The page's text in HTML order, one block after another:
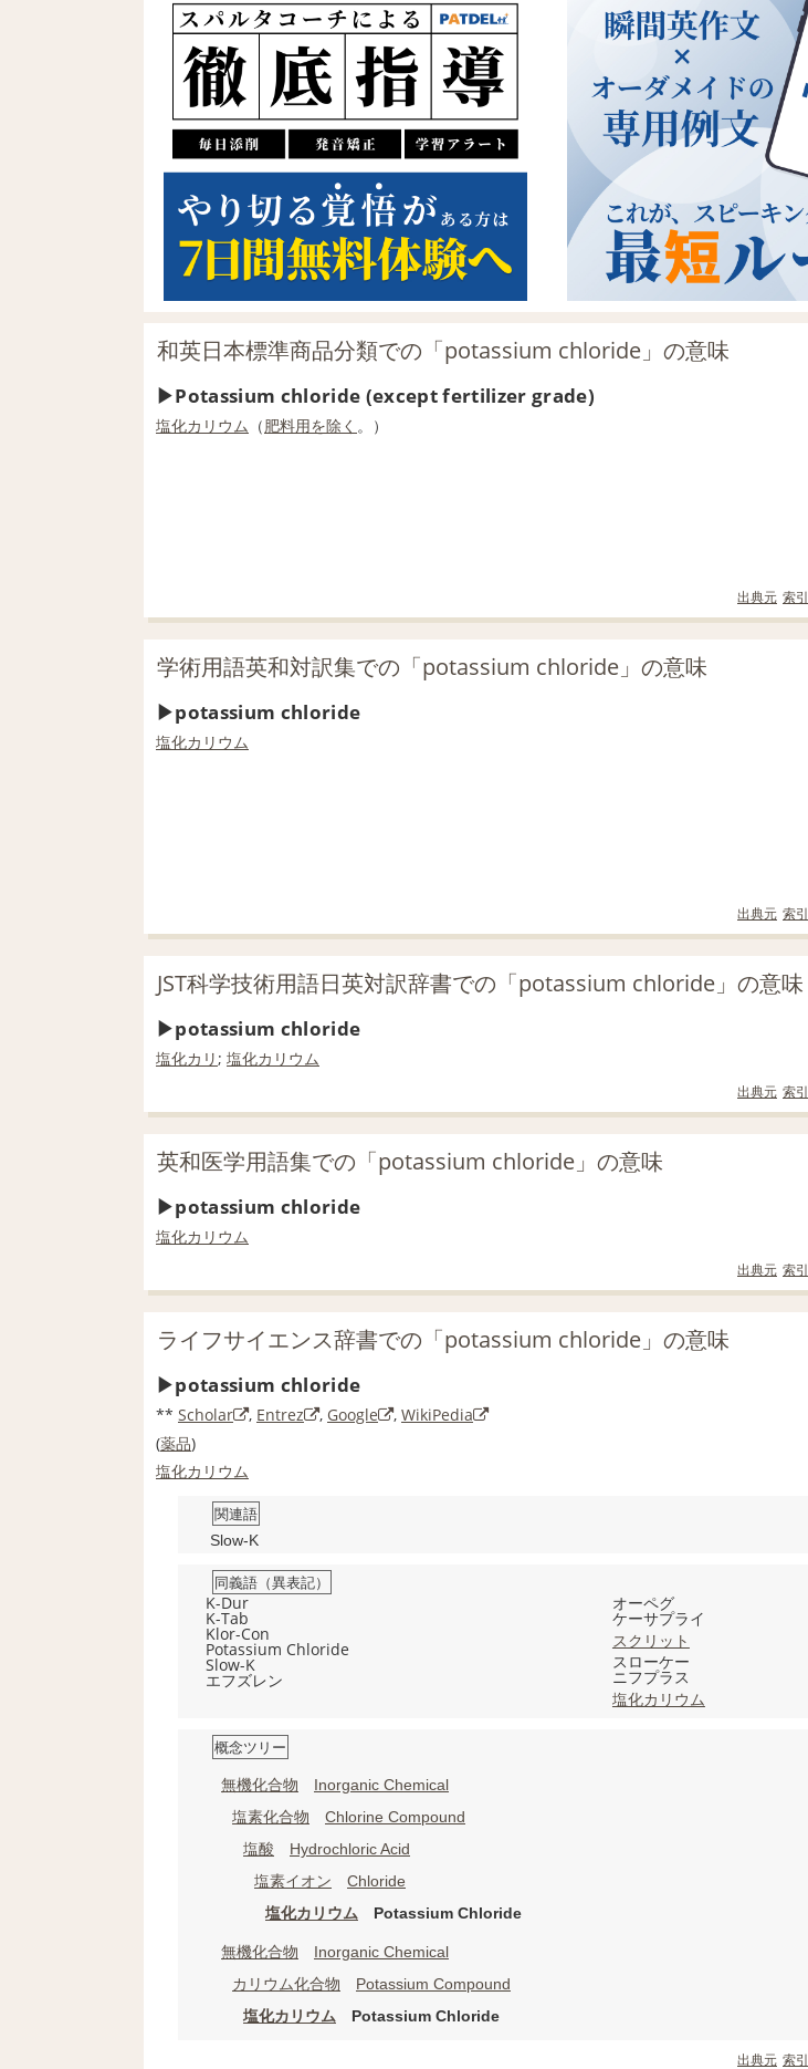
和英日本標準商品分類での「potassium chloride」の意味
Potassium chloride (except fertilizer grade)
塩化カリウム （肥料用を除く 。）
出典元 索引
学術用語英和対訳集での「potassium chloride」の意味
potassium chloride
塩化カリウム
出典元 索引
JST科学技術用語日英対訳辞書での「potassium chloride」の意味
potassium chloride
塩化カリ ; 塩化カリウム
出典元 索引
英和医学用語集での「potassium chloride」の意味
potassium chloride
塩化カリウム
出典元 索引
ライフサイエンス辞書での「potassium chloride」の意味
potassium chloride
** Scholar , Entrez , Google , WikiPedia
(薬品)
塩化カリウム
関連語
Slow-K
同義語（異表記）
K-Dur
K-Tab
Klor-Con
Potassium Chloride
Slow-K
エフズレン
オーペグ
ケーサプライ
スクリット
スローケー
ニフプラス
塩化カリウム
概念ツリー
無機化合物
Inorganic Chemical
塩素化合物
Chlorine Compound
塩酸
Hydrochloric Acid
塩素イオン
Chloride
塩化カリウム Potassium Chloride
無機化合物
Inorganic Chemical
カリウム化合物
Potassium Compound
塩化カリウム Potassium Chloride
出典元 索引